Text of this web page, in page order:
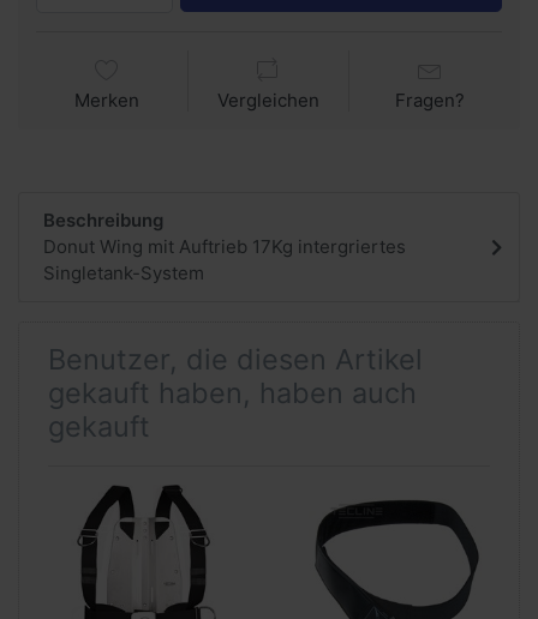
Merken Vergleichen Fragen?
Beschreibung
Donut Wing mit Auftrieb 17Kg intergriertes
Singletank-System
Benutzer, die diesen Artikel
gekauft haben, haben auch
gekauft